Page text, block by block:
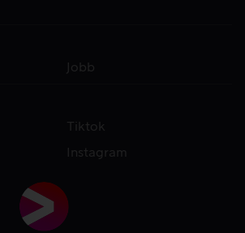
Jobb
Tiktok
Instagram